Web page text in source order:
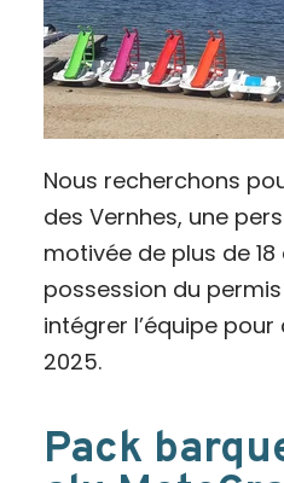
Nous recherchons
des Vernhes, une
motivée de plus de
possession du
intégrer l’équipe
2025.
Pack